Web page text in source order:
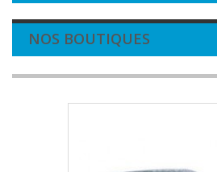
NOS BOUTIQUES